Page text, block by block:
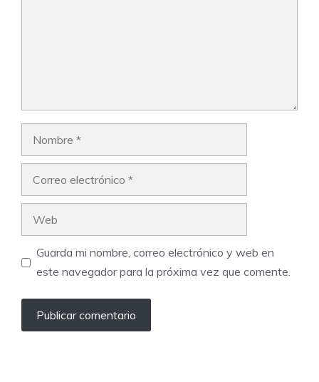
Guarda mi nombre, correo electrónico y web en
este navegador para la próxima vez que comente.